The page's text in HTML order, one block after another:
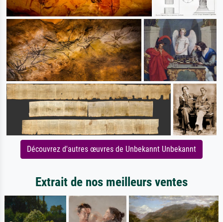
Découvrez d'autres œuvres de Unbekannt Unbekannt
Extrait de nos meilleurs ventes